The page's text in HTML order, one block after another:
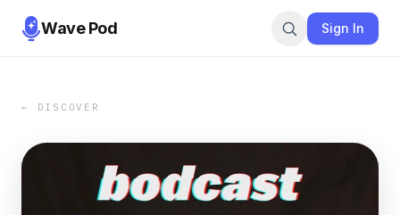
Wave Pod Sign In
← DISCOVER